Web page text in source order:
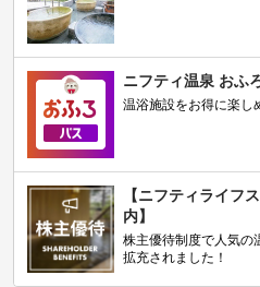
ニフティ温泉 おふ
温浴施設をお得に楽し
【ニフティライフ
内】
株主優待制度で人気の
拡充されました！